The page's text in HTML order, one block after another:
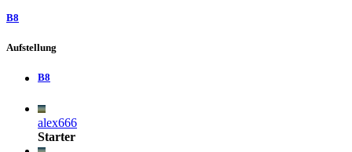
B8
Aufstellung
B8
alex666
Starter